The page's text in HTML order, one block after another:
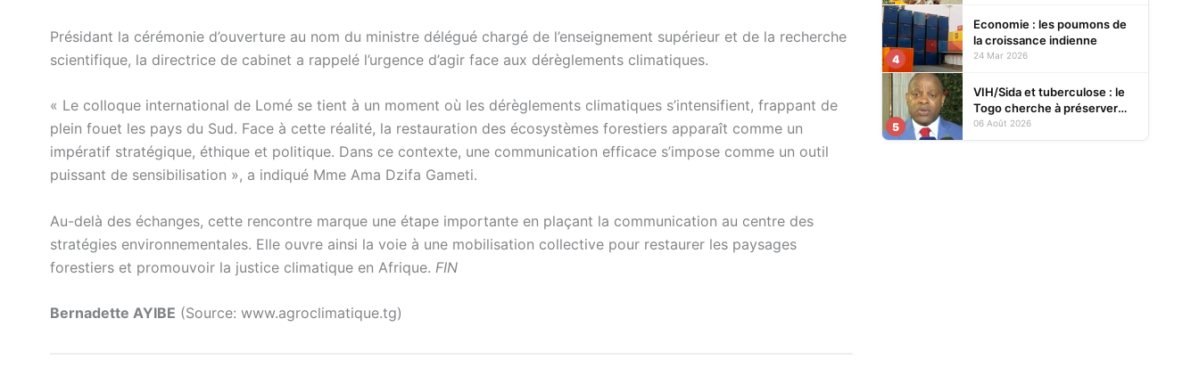
Présidant la cérémonie d’ouverture au nom du ministre délégué chargé de l’enseignement supérieur et de la recherche
scientifique, la directrice de cabinet a rappelé l’urgence d’agir face aux dérèglements climatiques.
« Le colloque international de Lomé se tient à un moment où les dérèglements climatiques s’intensifient, frappant de
plein fouet les pays du Sud. Face à cette réalité, la restauration des écosystèmes forestiers apparaît comme un
impératif stratégique, éthique et politique. Dans ce contexte, une communication efficace s’impose comme un outil
puissant de sensibilisation », a indiqué Mme Ama Dzifa Gameti.
Au-delà des échanges, cette rencontre marque une étape importante en plaçant la communication au centre des
stratégies environnementales. Elle ouvre ainsi la voie à une mobilisation collective pour restaurer les paysages
forestiers et promouvoir la justice climatique en Afrique. FIN
Bernadette AYIBE (Source: www.agroclimatique.tg)
4
Economie : les poumons de
la croissance indienne
24 Mar 2026
5
VIH/Sida et tuberculose : le
Togo cherche à préserver
ses acquis face à la baisse
06 Août 2026